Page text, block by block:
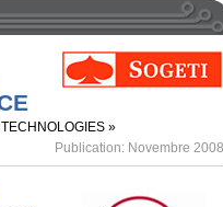
»
Publication: Novembre 2008